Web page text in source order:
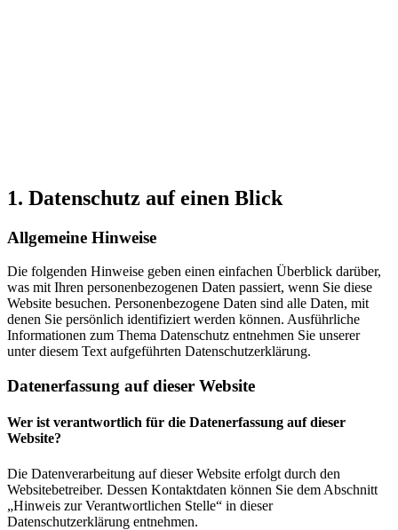
1. Datenschutz auf einen Blick
Allgemeine Hinweise
Die folgenden Hinweise geben einen einfachen Überblick darüber,
was mit Ihren personenbezogenen Daten passiert, wenn Sie diese
Website besuchen. Personenbezogene Daten sind alle Daten, mit
denen Sie persönlich identifiziert werden können. Ausführliche
Informationen zum Thema Datenschutz entnehmen Sie unserer
unter diesem Text aufgeführten Datenschutzerklärung.
Datenerfassung auf dieser Website
Wer ist verantwortlich für die Datenerfassung auf dieser
Website?
Die Datenverarbeitung auf dieser Website erfolgt durch den
Websitebetreiber. Dessen Kontaktdaten können Sie dem Abschnitt
„Hinweis zur Verantwortlichen Stelle“ in dieser
Datenschutzerklärung entnehmen.